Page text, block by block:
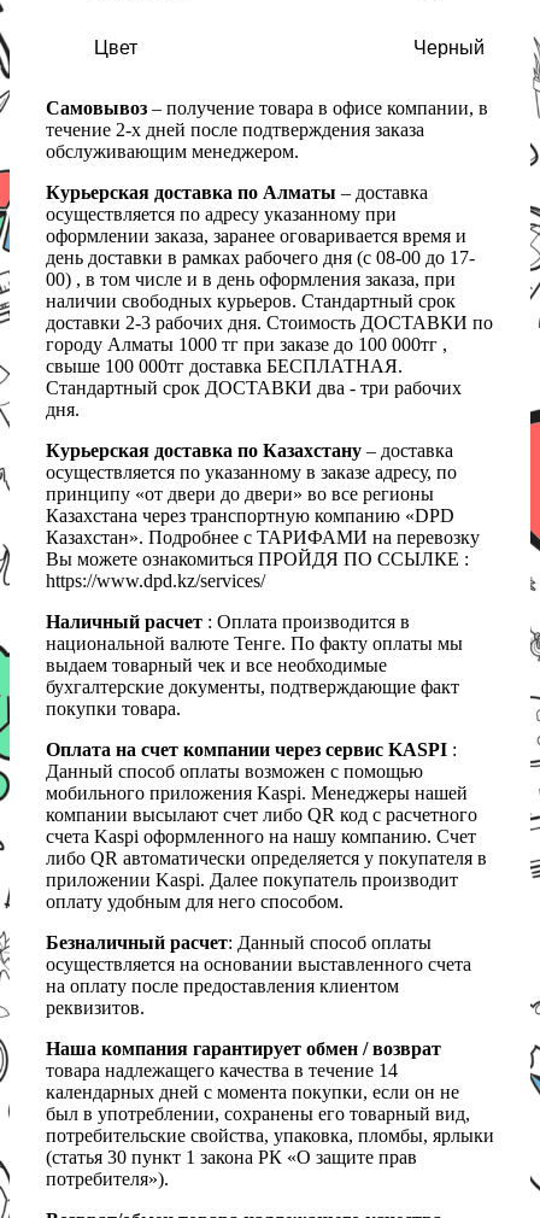
Цвет Черный
Самовывоз – получение товара в офисе компании, в
течение 2-х дней после подтверждения заказа
обслуживающим менеджером.
Курьерская доставка по Алматы – доставка
осуществляется по адресу указанному при
оформлении заказа, заранее оговаривается время и
день доставки в рамках рабочего дня (с 08-00 до 17-
00) , в том числе и в день оформления заказа, при
наличии свободных курьеров. Стандартный срок
доставки 2-3 рабочих дня. Стоимость ДОСТАВКИ по
городу Алматы 1000 тг при заказе до 100 000тг ,
свыше 100 000тг доставка БЕСПЛАТНАЯ.
Стандартный срок ДОСТАВКИ два - три рабочих
дня.
Курьерская доставка по Казахстану – доставка
осуществляется по указанному в заказе адресу, по
принципу «от двери до двери» во все регионы
Казахстана через транспортную компанию «DPD
Казахстан». Подробнее с ТАРИФАМИ на перевозку
Вы можете ознакомиться ПРОЙДЯ ПО ССЫЛКЕ :
https://www.dpd.kz/services/
Наличный расчет : Оплата производится в
национальной валюте Тенге. По факту оплаты мы
выдаем товарный чек и все необходимые
бухгалтерские документы, подтверждающие факт
покупки товара.
Оплата на счет компании через сервис KASPI :
Данный способ оплаты возможен с помощью
мобильного приложения Kaspi. Менеджеры нашей
компании высылают счет либо QR код с расчетного
счета Kaspi оформленного на нашу компанию. Счет
либо QR автоматически определяется у покупателя в
приложении Kaspi. Далее покупатель производит
оплату удобным для него способом.
Безналичный расчет: Данный способ оплаты
осуществляется на основании выставленного счета
на оплату после предоставления клиентом
реквизитов.
Наша компания гарантирует обмен / возврат
товара надлежащего качества в течение 14
календарных дней с момента покупки, если он не
был в употреблении, сохранены его товарный вид,
потребительские свойства, упаковка, пломбы, ярлыки
(статья 30 пункт 1 закона РК «О защите прав
потребителя»).